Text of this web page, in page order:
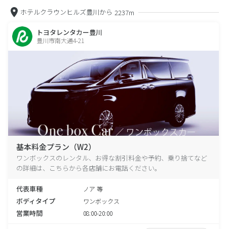
ホテルクラウンヒルズ豊川から 2237m
トヨタレンタカー豊川
豊川市南大通4-21
基本料金プラン（W2）
ワンボックスのレンタル、お得な割引料金や予約、乗り捨てなど
の詳細は、こちらから各店舗にお電話ください。
代表車種 ノア 等
ボディタイプ ワンボックス
営業時間 08:00-20:00